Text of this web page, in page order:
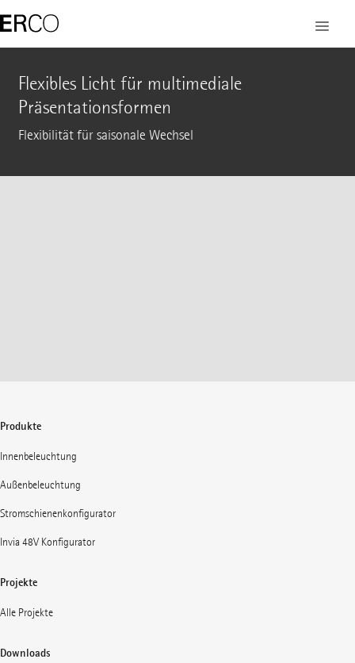
Flexibles Licht für multimediale
Präsentationsformen
Flexibilität für saisonale Wechsel
Produkte
Innenbeleuchtung
Außenbeleuchtung
Stromschienenkonfigurator
Invia 48V Konfigurator
Projekte
Alle Projekte
Downloads